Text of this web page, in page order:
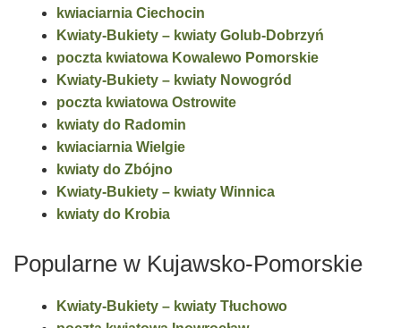
kwiaciarnia Ciechocin
Kwiaty-Bukiety – kwiaty Golub-Dobrzyń
poczta kwiatowa Kowalewo Pomorskie
Kwiaty-Bukiety – kwiaty Nowogród
poczta kwiatowa Ostrowite
kwiaty do Radomin
kwiaciarnia Wielgie
kwiaty do Zbójno
Kwiaty-Bukiety – kwiaty Winnica
kwiaty do Krobia
Popularne w Kujawsko-Pomorskie
Kwiaty-Bukiety – kwiaty Tłuchowo